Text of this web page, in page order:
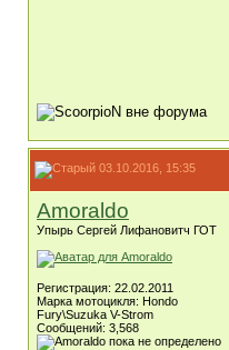
03.10.2016, 15:35
Amoraldo
Упырь Сергей Лифановитч ГОТ
Регистрация: 22.02.2011
Марка мотоцикля: Hondo
Fury\Suzuka V-Strom
Сообщений: 3,568